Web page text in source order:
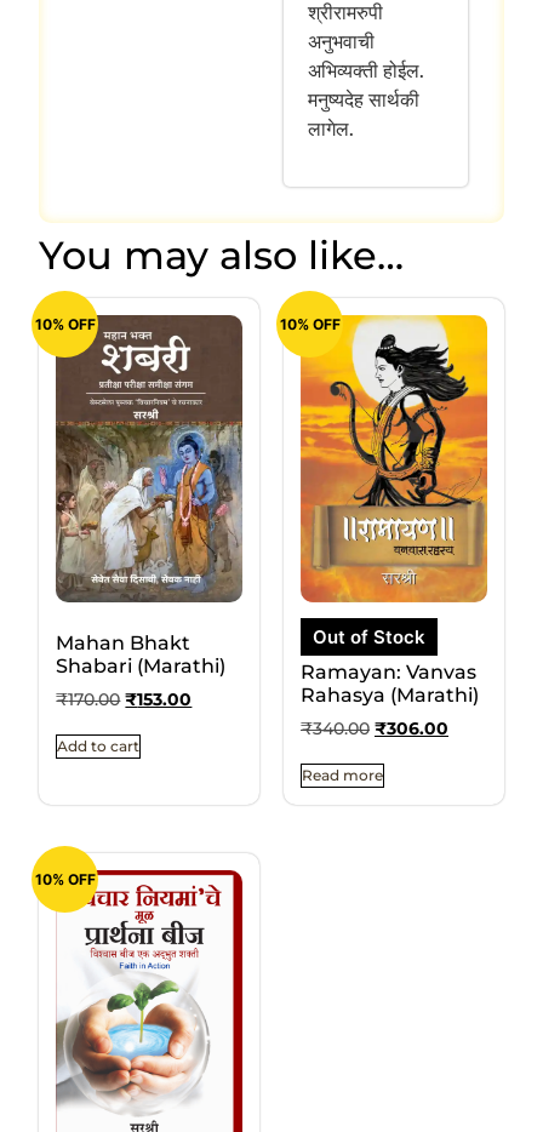
श्रीरामरुपी
अनुभवाची
अभिव्यक्ती होईल.
मनुष्यदेह सार्थकी
लागेल.
You may also like…
10% OFF
Mahan Bhakt
Shabari (Marathi)
₹170.00 ₹153.00
Add to cart
10% OFF
Out of Stock
Ramayan: Vanvas
Rahasya (Marathi)
₹340.00 ₹306.00
Read more
10% OFF